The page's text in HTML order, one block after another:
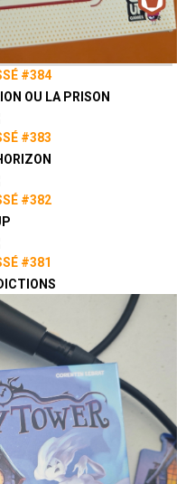
#384
OU LA PRISON
#383
#382
#381